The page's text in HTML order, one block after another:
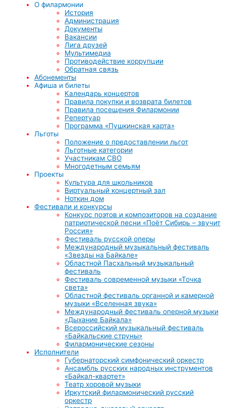
О филармонии
История
Администрация
Документы
Вакансии
Лига друзей
Мультимедиа
Противодействие коррупции
Обратная связь
Абонементы
Афиша и билеты
Календарь концертов
Правила покупки и возврата билетов
Правила посещения Филармонии
Репертуар
Программа «Пушкинская карта»
Льготы
Положение о предоставлении льгот
Льготные категории
Участникам СВО
Многодетным семьям
Проекты
Культура для школьников
Виртуальный концертный зал
Ноткин дом
Фестивали и конкурсы
Конкурс поэтов и композиторов на создание
патриотической песни «Поёт Сибирь – звучит
Россия»
Фестиваль русской оперы
Международный музыкальный фестиваль
«Звезды на Байкале»
Областной Пасхальный музыкальный
фестиваль
Фестиваль современной музыки «Точка
света»
Областной фестиваль органной и камерной
музыки «Вселенная звука»
Международный фестиваль оперной музыки
«Дыхание Байкала»
Всероссийский музыкальный фестиваль
«Байкальские струны»
Филармонические сезоны
Исполнители
Губернаторский симфонический оркестр
Ансамбль русских народных инструментов
«Байкал-квартет»
Театр хоровой музыки
Иркутский филармонический русский
оркестр